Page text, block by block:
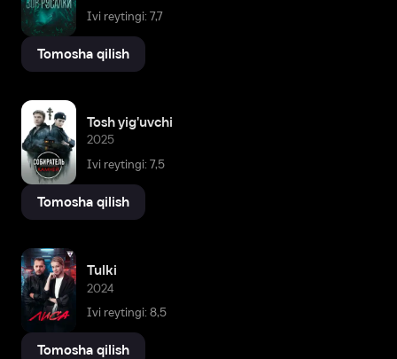
Ivi reytingi: 7,7
Tomosha qilish
Tosh yig'uvchi
2025
Ivi reytingi: 7,5
Tomosha qilish
Tulki
2024
Ivi reytingi: 8,5
Tomosha qilish